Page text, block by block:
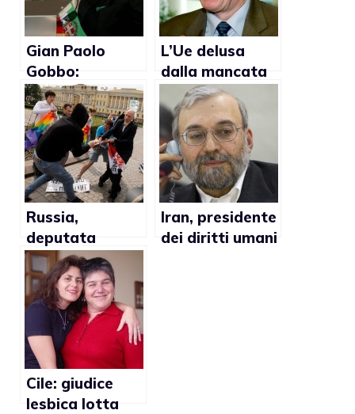
Gian Paolo
Gobbo:
“Segretario
gay?
Impossibile per
la virilità che
caratterizza il
partito”
L’Ue delusa
dalla mancata
approvazione
della legge
sull’omofobia
Russia,
deputata
omofoba:
“L’omosessualit
à è dovuta alle
influenze
negative degli
occidentali”
Iran, presidente
dei diritti umani
Cile: giudice
lesbica lotta